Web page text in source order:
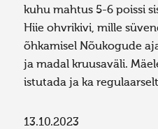
kuhu mahtus 5-6 poissi
Hiie ohvrikivi, mille
õhkamisel Nõukogude
ja madal kruusaväli.
istutada ja ka
13.10.2023